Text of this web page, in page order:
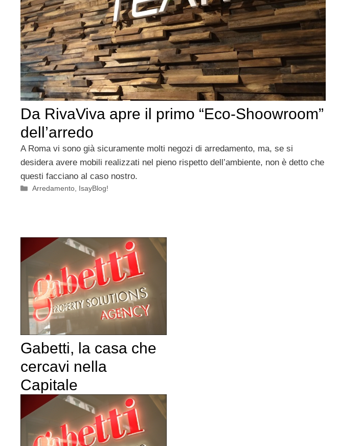
Da RivaViva apre il primo “Eco-Shoowroom”
dell’arredo
A Roma vi sono già sicuramente molti negozi di arredamento, ma, se si
desidera avere mobili realizzati nel pieno rispetto dell’ambiente, non è detto che
questi facciano al caso nostro.
Categorie
Arredamento IsayBlog!
Gabetti, la casa che
cercavi nella
Capitale